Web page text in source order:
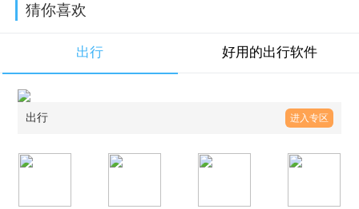
猜你喜欢
出行 好用的出行软件
出行 进入专区